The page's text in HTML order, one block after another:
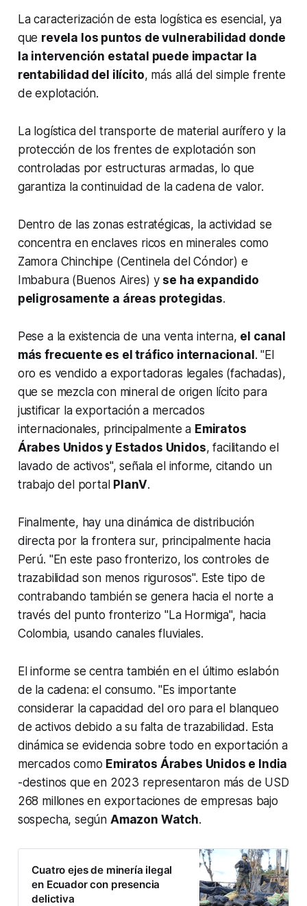
La caracterización de esta logística es esencial, ya
que revela los puntos de vulnerabilidad donde
la intervención estatal puede impactar la
rentabilidad del ilícito, más allá del simple frente
de explotación.
La logística del transporte de material aurífero y la
protección de los frentes de explotación son
controladas por estructuras armadas, lo que
garantiza la continuidad de la cadena de valor.
Dentro de las zonas estratégicas, la actividad se
concentra en enclaves ricos en minerales como
Zamora Chinchipe (Centinela del Cóndor) e
Imbabura (Buenos Aires) y se ha expandido
peligrosamente a áreas protegidas.
Pese a la existencia de una venta interna, el canal
más frecuente es el tráfico internacional . "El
oro es vendido a exportadoras legales (fachadas),
que se mezcla con mineral de origen lícito para
justificar la exportación a mercados
internacionales, principalmente a Emiratos
Árabes Unidos y Estados Unidos, facilitando el
lavado de activos", señala el informe, citando un
trabajo del portal PlanV.
Finalmente, hay una dinámica de distribución
directa por la frontera sur, principalmente hacia
Perú. "En este paso fronterizo, los controles de
trazabilidad son menos rigurosos". Este tipo de
contrabando también se genera hacia el norte a
través del punto fronterizo "La Hormiga", hacia
Colombia, usando canales fluviales.
El informe se centra también en el último eslabón
de la cadena: el consumo. "Es importante
considerar la capacidad del oro para el blanqueo
de activos debido a su falta de trazabilidad. Esta
dinámica se evidencia sobre todo en exportación a
mercados como Emiratos Árabes Unidos e India
-destinos que en 2023 representaron más de USD
268 millones en exportaciones de empresas bajo
sospecha, según Amazon Watch.
Cuatro ejes de minería ilegal
en Ecuador con presencia
delictiva